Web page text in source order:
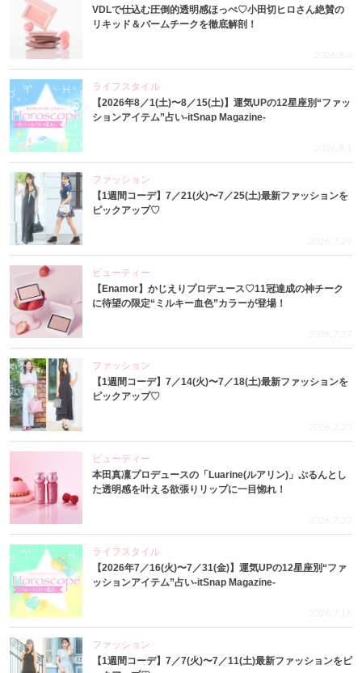
VDLで仕込む圧倒的透明感ほっぺ♡小田切ヒロさん絶賛の
リキッド＆バームチークを徹底解剖！
2026.8.4
ライフスタイル
【2026年8／1(土)〜8／15(土)】運気UPの12星座別“ファッ
ションアイテム”占い-itSnap Magazine-
2026.8.1
ファッション
【1週間コーデ】7／21(火)〜7／25(土)最新ファッションを
ピックアップ♡
2026.7.29
ビューティー
【Enamor】かじえりプロデュース♡11冠達成の神チーク
に待望の限定“ミルキー血色”カラーが登場！
2026.7.27
ファッション
【1週間コーデ】7／14(火)〜7／18(土)最新ファッションを
ピックアップ♡
2026.7.23
ビューティー
本田真凜プロデュースの「Luarine(ルアリン)」ぷるんとし
た透明感を叶える欲張りリップに一目惚れ！
2026.7.22
ライフスタイル
【2026年7／16(火)〜7／31(金)】運気UPの12星座別“ファ
ッションアイテム”占い-itSnap Magazine-
2026.7.16
ファッション
【1週間コーデ】7／7(火)〜7／11(土)最新ファッションをピ